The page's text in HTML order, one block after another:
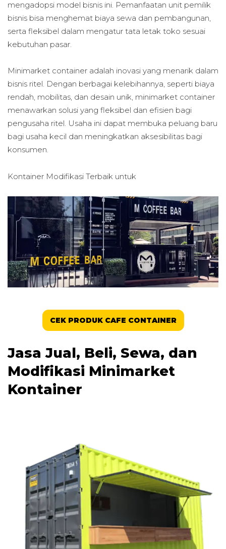
mengadopsi model bisnis ini. Pemanfaatan unit pemilik
bisnis bisa menghemat biaya sewa dan pembangunan,
serta fleksibel dalam mengatur tata letak toko sesuai
kebutuhan pasar.
Minimarket container adalah inovasi yang menarik dalam
bisnis ritel. Dengan berbagai kelebihannya, seperti biaya
rendah, mobilitas, dan desain unik, minimarket container
menawarkan solusi yang fleksibel dan efisien bagi
pengusaha ritel. Usaha ini dapat membuka peluang baru
bagi usaha kecil dan meningkatkan aksesibilitas bagi
konsumen.
Kontainer Modifikasi Terbaik untuk
CEK PRODUK CAFE CONTAINER
Jasa Jual, Beli, Sewa, dan
Modifikasi Minimarket
Kontainer